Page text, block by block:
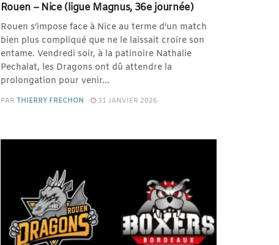
Rouen – Nice (ligue Magnus, 36e journée)
Rouen s’impose face à Nice au terme d’un match
bien plus compliqué que ne le laissait croire son
entame. Vendredi soir, à la patinoire Nathalie
Pechalat, les Dragons ont dû attendre la
prolongation pour venir...
PAR THIERRY FRECHON 31 JANVIER 2026